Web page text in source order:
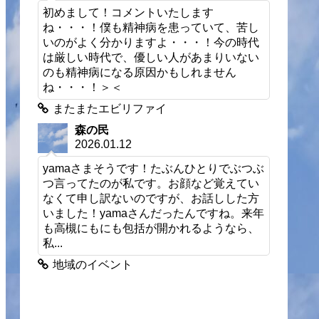
初めまして！コメントいたします
ね・・・！僕も精神病を患っていて、苦し
いのがよく分かりますよ・・・！今の時代
は厳しい時代で、優しい人があまりいない
のも精神病になる原因かもしれません
ね・・・！＞＜
またまたエビリファイ
森の民
2026.01.12
yamaさまそうです！たぶんひとりでぶつぶ
つ言ってたのが私です。お顔など覚えてい
なくて申し訳ないのですが、お話しした方
いました！yamaさんだったんですね。来年
も高槻にもにも包括が開かれるようなら、
私...
地域のイベント